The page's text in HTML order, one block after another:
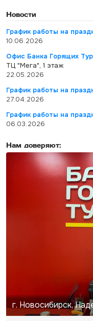
Новости
График работы на
10.06.2026
Офис Банка Горящих
ТЦ "Мега", 1 этаж
22.05.2026
График работы на
27.04.2026
График работы на
06.03.2026
Нам доверяют:
г. Новосибирск,